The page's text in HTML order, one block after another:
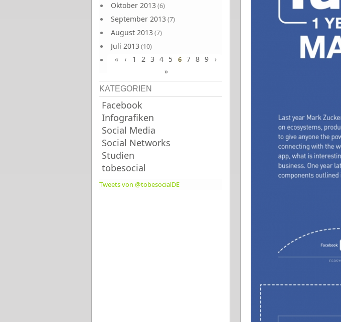
Oktober 2013 (6)
September 2013 (7)
August 2013 (7)
Juli 2013 (10)
Juni 2013(10)
« ‹ 1 2 3 4 5 6 7 8 9
›
»
KATEGORIEN
Facebook
Infografiken
Social Media
Social Networks
Studien
tobesocial
Tweets von @tobesocialDE